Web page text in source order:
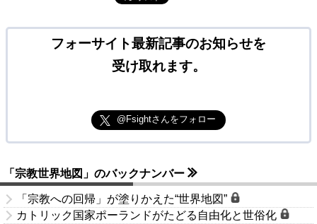
フォーサイト最新記事のお知らせを
受け取れます。
@Fsightさんをフォロー
「宗教世界地図」のバックナンバー
「宗教への回帰」が塗りかえた“世界地図”
カトリック国家ポーランドがたどる自由化と世俗化